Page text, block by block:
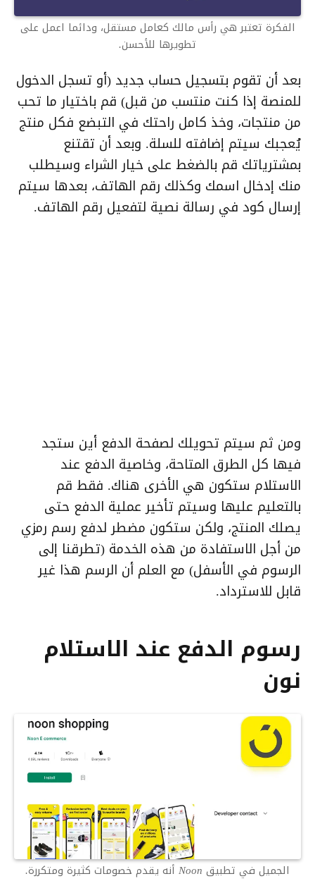
الفكرة تعتبر هي رأس مالك كعامل مستقل، ودائما اعمل على
تطويرها للأحسن.
بعد أن تقوم بتسجيل حساب جديد (أو تسجل الدخول
للمنصة إذا كنت منتسب من قبل) قم باختيار ما تحب
من منتجات، وخذ كامل راحتك في التبضع فكل منتج
يُعجبك سيتم إضافته للسلة. وبعد أن تقتنع
بمشترياتك قم بالضغط على خيار الشراء وسيطلب
منك إدخال اسمك وكذلك رقم الهاتف، بعدها سيتم
إرسال كود في رسالة نصية لتفعيل رقم الهاتف.
ومن ثم سيتم تحويلك لصفحة الدفع أين ستجد
فيها كل الطرق المتاحة، وخاصية الدفع عند
الاستلام ستكون هي الأخرى هناك. فقط قم
بالتعليم عليها وسيتم تأخير عملية الدفع حتى
يصلك المنتج، ولكن ستكون مضطر لدفع رسم رمزي
من أجل الاستفادة من هذه الخدمة (تطرقنا إلى
الرسوم في الأسفل) مع العلم أن الرسم هذا غير
قابل للاسترداد.
رسوم الدفع عند الاستلام
نون
الجميل في تطبيق Noon أنه يقدم خصومات كثيرة ومتكررة.